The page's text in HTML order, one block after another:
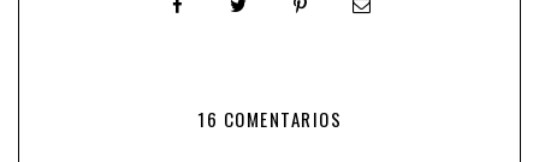
16 COMENTARIOS